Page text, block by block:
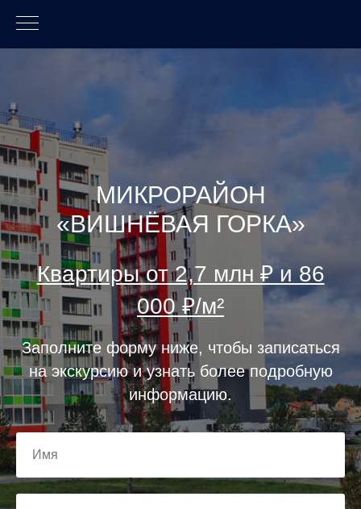
МИКРОРАЙОН
«ВИШНЁВАЯ ГОРКА»
Квартиры от 2,7 млн ₽ и 86
000 ₽/м²
Заполните форму ниже, чтобы записаться
на экскурсию и узнать более подробную
информацию.